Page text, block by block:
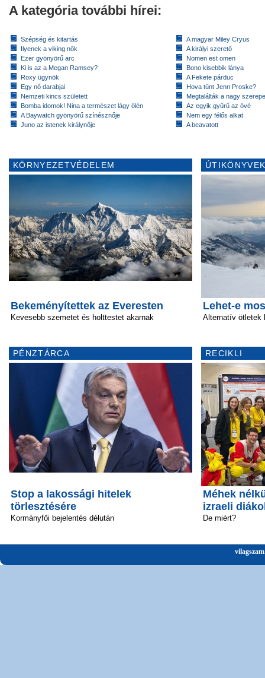
A kategória további hírei:
Szépség és kitartás
Ilyenek a viking nők
Ezer gyönyörű arc
Ki is az a Megan Ramsey?
Roxy ügynök
Egy nő darabjai
Nemzeti kincs született
Bomba idomok! Nina a természet lágy ölén
A Baywatch gyönyörű színésznője
Juno az istenek királynője
A magyar Miley Cryus
A királyi szerető
Nomen est omen
Bono kisebbik lánya
A Fekete párduc
Hova tűnt Jenn Proske?
Megtalálták a nagy
Az egyik gyűrű az övé
Nem egy félős alkat
A beavatott
KÖRNYEZETVÉDELEM
Bekeményítettek az Everesten
Kevesebb szemetet és holttestet akarnak
PÉNZTÁRCA
Stop a lakossági hitelek
törlesztésére
Kormányfői bejelentés délután
Lehet-e
Alternatív ötletek
RECIKLI
Méhek
izraeli
De miért?